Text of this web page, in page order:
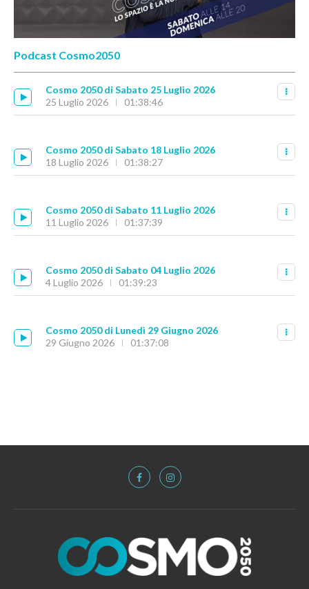
Podcast Cosmo2050
Cosmo 2050 di Sabato 25 Luglio 2026
25 Luglio 2026
01:38:46
Cosmo 2050 di Sabato 18 Luglio 2026
18 Luglio 2026
01:38:27
Cosmo 2050 di Sabato 11 Luglio 2026
11 Luglio 2026
01:37:39
Cosmo 2050 di Sabato 04 Luglio 2026
4 Luglio 2026
01:39:23
Cosmo 2050 di Lunedì 29 Giugno 2026
29 Giugno 2026
01:37:08